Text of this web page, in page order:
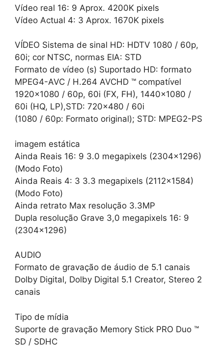
Vídeo real 16: 9 Aprox. 4200K pixels
Vídeo Actual 4: 3 Aprox. 1670K pixels
VÍDEO Sistema de sinal HD: HDTV 1080 / 60p,
60i; cor NTSC, normas EIA: STD
Formato de vídeo (s) Suportado HD: formato
MPEG4-AVC / H.264 AVCHD ™ compatível
1920×1080 / 60p, 60i (FX, FH), 1440×1080 /
60i (HQ, LP),STD: 720×480 / 60i
(1080 / 60p: Formato original); STD: MPEG2-PS
imagem estática
Ainda Reais 16: 9 3.0 megapixels (2304×1296)
(Modo Foto)
Ainda Reais 4: 3 3.3 megapixels (2112×1584)
(Modo Foto)
Ainda retrato Max resolução 3.3MP
Dupla resolução Grave 3,0 megapixels 16: 9
(2304×1296)
AUDIO
Formato de gravação de áudio de 5.1 canais
Dolby Digital, Dolby Digital 5.1 Creator, Stereo 2
canais
Tipo de mídia
Suporte de gravação Memory Stick PRO Duo ™
SD / SDHC